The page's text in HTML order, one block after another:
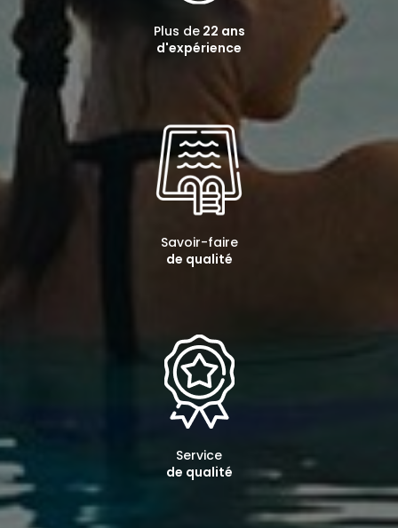
Plus de22 ans
d'expérience
Savoir-faire
de qualité
Service
de qualité